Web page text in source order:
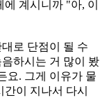
계시니까 "아, 이
로 단점이 될 수
하시는 거 많이 봤
요. 그게 이유가 물
이 지나서 다시